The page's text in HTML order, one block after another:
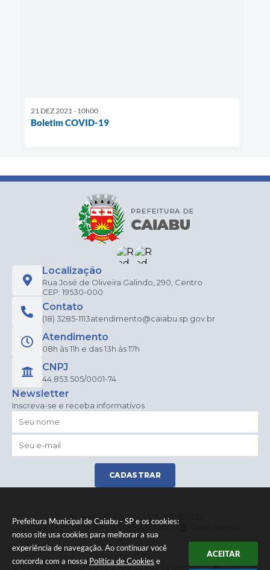
Prefeitura Municipal de Caiabu - SP e os cookies:
nosso site usa cookies para melhorar a sua
experiência de navegação. Ao continuar você
concorda com a nossa Política de Cookies e
ACEITAR
21 DEZ 2021 - 10h00
Boletim COVID-19
Localização
Rua José de Oliveira Galindo, 290, Centro
CEP: 19530-000
Contato
(18) 3285-1113atendimento@caiabu.sp.gov.br
Atendimento
08h às 11h e das 13h às 17h
CNPJ
44.853.505/0001-74
Newsletter
Inscreva-se e receba informativos
CADASTRAR
Versão do Sistema:
3.5.3 - 19/06/2026
Portal atualizado em:06/08/2026 16:03
© Copyright Instar - 2006-2026. Todos os direitos